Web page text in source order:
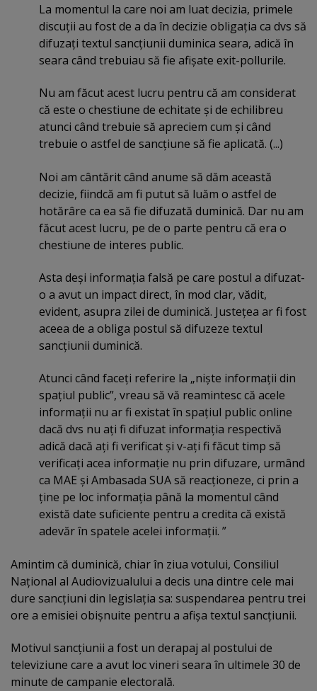
La momentul la care noi am luat decizia, primele
discuţii au fost de a da în decizie obligaţia ca dvs să
difuzaţi textul sancţiunii duminica seara, adică în
seara când trebuiau să fie afişate exit-pollurile.
Nu am făcut acest lucru pentru că am considerat
că este o chestiune de echitate şi de echilibreu
atunci când trebuie să apreciem cum şi când
trebuie o astfel de sancţiune să fie aplicată. (...)
Noi am cântărit când anume să dăm această
decizie, fiindcă am fi putut să luăm o astfel de
hotărâre ca ea să fie difuzată duminică. Dar nu am
făcut acest lucru, pe de o parte pentru că era o
chestiune de interes public.
Asta deşi informaţia falsă pe care postul a difuzat-
o a avut un impact direct, în mod clar, vădit,
evident, asupra zilei de duminică. Justeţea ar fi fost
aceea de a obliga postul să difuzeze textul
sancţiunii duminică.
Atunci când faceţi referire la „nişte informaţii din
spaţiul public”, vreau să vă reamintesc că acele
informaţii nu ar fi existat în spaţiul public online
dacă dvs nu aţi fi difuzat informaţia respectivă
adică dacă aţi fi verificat şi v-aţi fi făcut timp să
verificaţi acea informaţie nu prin difuzare, urmând
ca MAE şi Ambasada SUA să reacţioneze, ci prin a
ţine pe loc informaţia până la momentul când
există date suficiente pentru a credita că există
adevăr în spatele acelei informaţii. ”
Amintim că duminică, chiar în ziua votului, Consiliul
Naţional al Audiovizualului a decis una dintre cele mai
dure sancţiuni din legislaţia sa: suspendarea pentru trei
ore a emisiei obişnuite pentru a afişa textul sancţiunii.
Motivul sancţiunii a fost un derapaj al postului de
televiziune care a avut loc vineri seara în ultimele 30 de
minute de campanie electorală.